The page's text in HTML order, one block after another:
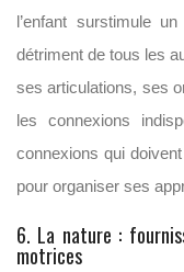
l’enfant surstimule
détriment de tous les
ses articulations, ses
les connexions
connexions qui
pour organiser ses
6. La nature :
motrices